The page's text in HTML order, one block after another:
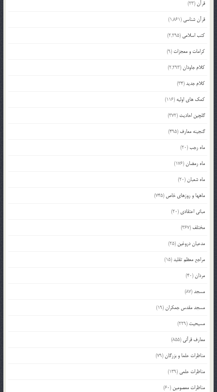
قرآن(23)
قرآن شناسی (1,861)
کتب اسلامی (2,295)
کرامات و معجزات (9)
کلام جاودان(2,293)
کلام جدید(34)
کمک های اولیه (116)
گلچین احادیث (372)
گنجینه معارف (495)
ماه رجب(20)
ماه رمضان(176)
ماه شعبان(20)
ماهها و روزهای خاص (745)
مبانی اعتقادی (20)
مختلف (367)
مدعیان دروغین (25)
مراجع معظم تقلید(15)
مردان(40)
مسجد(87)
مسجد مقدس جمکران(19)
مسیحیت (229)
معارف قرآنی (855)
مناظرات علما و بزرگان(79)
مناظرات علمی (139)
مناظرات معصومین (60)